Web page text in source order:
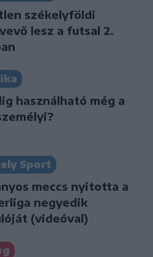
székelyföldi
lesz a futsal 2.
használható még a
Sport
meccs nyitotta a
negyedik
(videóval)